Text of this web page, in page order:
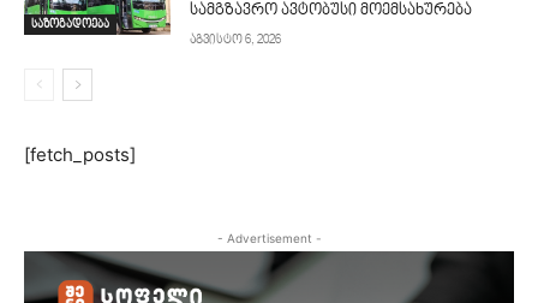
საზოგადოება
სამგზავრო ავტობუსი მოემსახურება
აგვისტო 6, 2026
[fetch_posts]
- Advertisement -